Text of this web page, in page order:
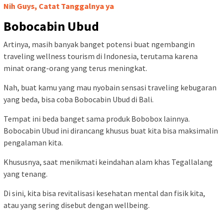
Nih Guys, Catat Tanggalnya ya
Bobocabin Ubud
Artinya, masih banyak banget potensi buat ngembangin
traveling wellness tourism di Indonesia, terutama karena
minat orang-orang yang terus meningkat.
Nah, buat kamu yang mau nyobain sensasi traveling kebugaran
yang beda, bisa coba Bobocabin Ubud di Bali.
Tempat ini beda banget sama produk Bobobox lainnya.
Bobocabin Ubud ini dirancang khusus buat kita bisa maksimalin
pengalaman kita.
Khususnya, saat menikmati keindahan alam khas Tegallalang
yang tenang.
Di sini, kita bisa revitalisasi kesehatan mental dan fisik kita,
atau yang sering disebut dengan wellbeing.